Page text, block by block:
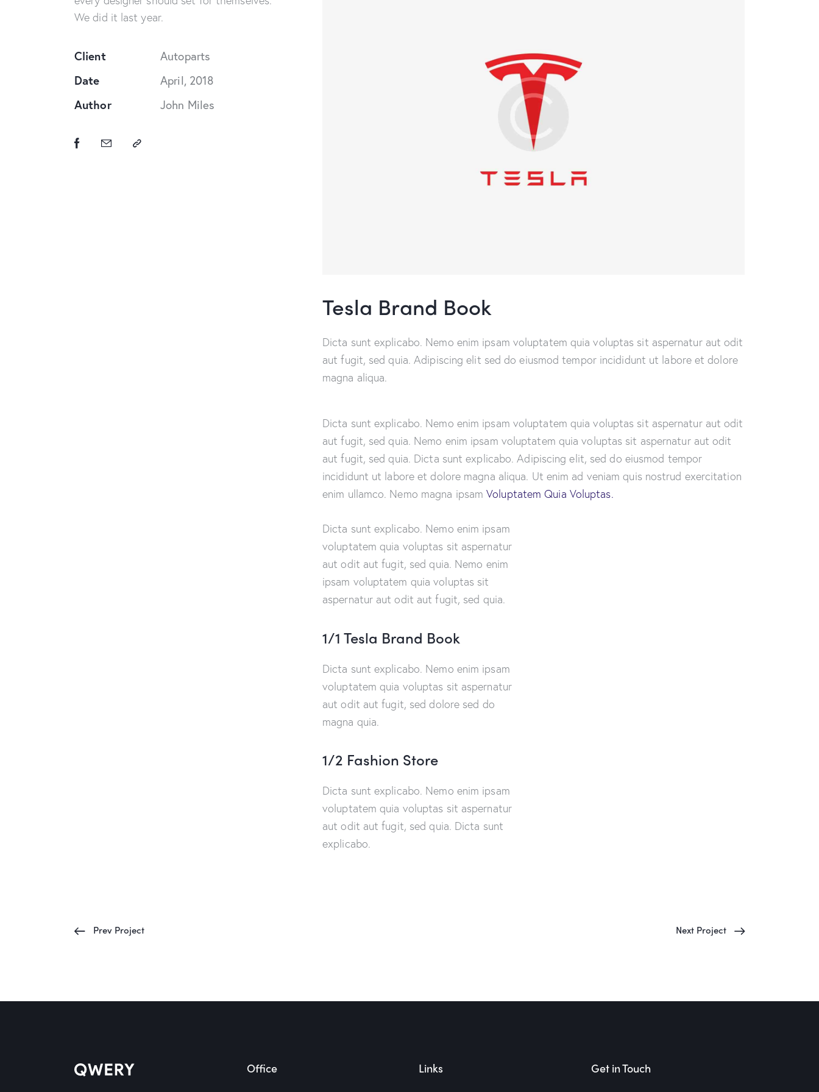
We did it last year.
Client
Autoparts
Date
April, 2018
Author
John Miles
Tesla Brand Book
Dicta sunt explicabo. Nemo enim ipsam voluptatem quia voluptas sit aspernatur aut odit
aut fugit, sed quia. Adipiscing elit sed do eiusmod tempor incididunt ut labore et dolore
magna aliqua.
Dicta sunt explicabo. Nemo enim ipsam voluptatem quia voluptas sit aspernatur aut odit
aut fugit, sed quia. Nemo enim ipsam voluptatem quia voluptas sit aspernatur aut odit
aut fugit, sed quia. Dicta sunt explicabo. Adipiscing elit, sed do eiusmod tempor
incididunt ut labore et dolore magna aliqua. Ut enim ad veniam quis nostrud exercitation
enim ullamco. Nemo magna ipsamVoluptatem Quia Voluptas.
Dicta sunt explicabo. Nemo enim ipsam
voluptatem quia voluptas sit aspernatur
aut odit aut fugit, sed quia. Nemo enim
ipsam voluptatem quia voluptas sit
aspernatur aut odit aut fugit, sed quia.
1/1 Tesla Brand Book
Dicta sunt explicabo. Nemo enim ipsam
voluptatem quia voluptas sit aspernatur
aut odit aut fugit, sed dolore sed do
magna quia.
1/2 Fashion Store
Dicta sunt explicabo. Nemo enim ipsam
voluptatem quia voluptas sit aspernatur
aut odit aut fugit, sed quia. Dicta sunt
explicabo.
Prev Project Next Project
Office Links Get in Touch